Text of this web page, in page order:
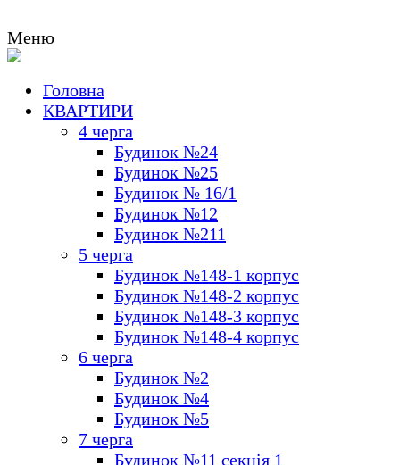
Меню
Головна
КВАРТИРИ
4 черга
Будинок №24
Будинок №25
Будинок № 16/1
Будинок №12
Будинок №211
5 черга
Будинок №148-1 корпус
Будинок №148-2 корпус
Будинок №148-3 корпус
Будинок №148-4 корпус
6 черга
Будинок №2
Будинок №4
Будинок №5
7 черга
Будинок №11 секція 1